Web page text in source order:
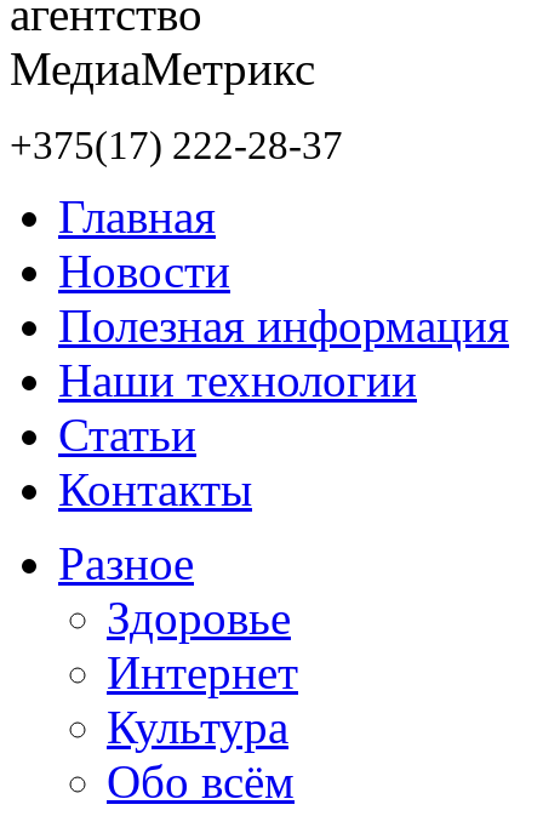
+375(17) 222-28-37
Главная
Новости
Полезная информация
Наши технологии
Статьи
Контакты
Разное
Здоровье
Интернет
Культура
Обо всём